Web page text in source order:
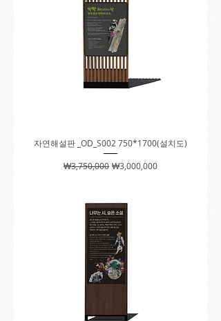
자연해설판 _OD_S002 750*1700(설치도)
일반가
₩3,750,000 할인가
₩3,000,000